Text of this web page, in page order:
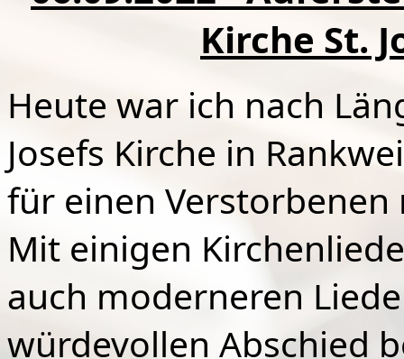
Kirche St.
Heute war ich nach
Josefs Kirche in
für einen
Mit einigen
auch moderneren
würdevollen Abschied